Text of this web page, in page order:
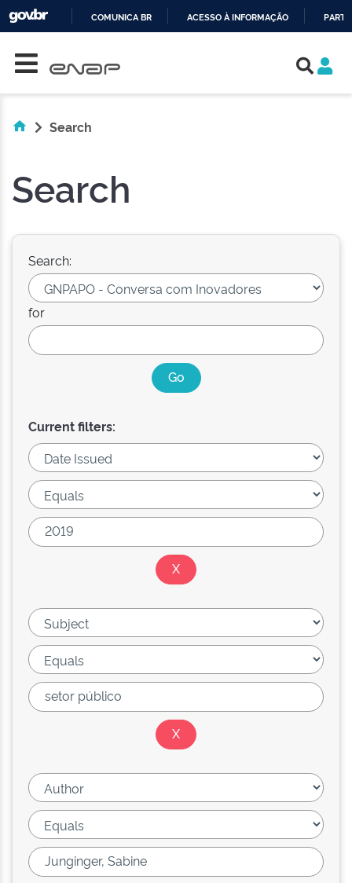
COMUNICA BR ACESSO À INFORMAÇÃO
Search
Search
Search:
for
Current filters: